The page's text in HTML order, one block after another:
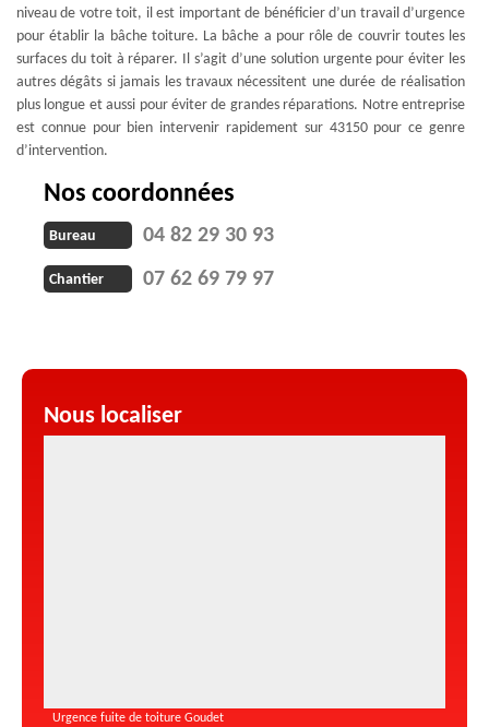
niveau de votre toit, il est important de bénéficier d’un travail d’urgence
pour établir la bâche toiture. La bâche a pour rôle de couvrir toutes les
surfaces du toit à réparer. Il s’agit d’une solution urgente pour éviter les
autres dégâts si jamais les travaux nécessitent une durée de réalisation
plus longue et aussi pour éviter de grandes réparations. Notre entreprise
est connue pour bien intervenir rapidement sur 43150 pour ce genre
d’intervention.
Nos coordonnées
Bureau 04 82 29 30 93
Chantier 07 62 69 79 97
Nous localiser
Urgence fuite de toiture Goudet